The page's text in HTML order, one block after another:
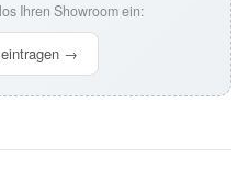
Ihren Showroom ein:
→